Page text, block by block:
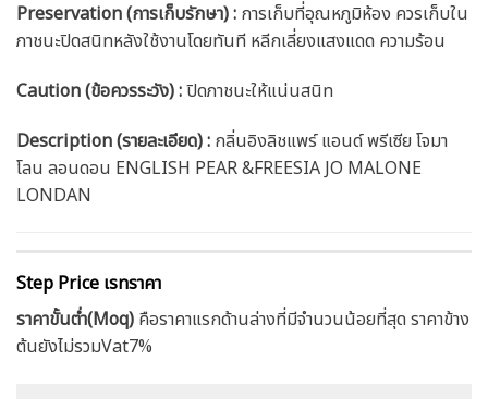
Preservation (การเก็บรักษา) : การเก็บที่อุณหภูมิห้อง ควรเก็บใน
ภาชนะปิดสนิทหลังใช้งานโดยทันที หลีกเลี่ยงแสงแดด ความร้อน
Caution(ข้อควรระวัง) :ปิดภาชนะให้แน่นสนิท
Description (รายละเอียด): กลิ่นอิงลิชแพร์ แอนด์ พรีเซีย โจมา
โลน ลอนดอน ENGLISH PEAR &FREESIA JO MALONE
LONDAN
Step Price เรทราคา
ราคาขั้นต่ำ(Moq) คือราคาแรกด้านล่างที่มีจำนวนน้อยที่สุด ราคาข้าง
ต้นยังไม่รวมVat7%